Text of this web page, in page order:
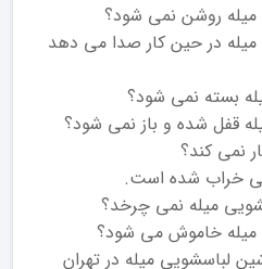
روشن نمی ‌شود؟
در حین کار صدا می دهد
بسته نمی شود؟
قفل شده و باز نمی شود؟
نمی کند؟
خراب شده است.
میله نمی ‌چرخد؟
میله خاموش می ‌شود؟
لباسشویی میله در تهران